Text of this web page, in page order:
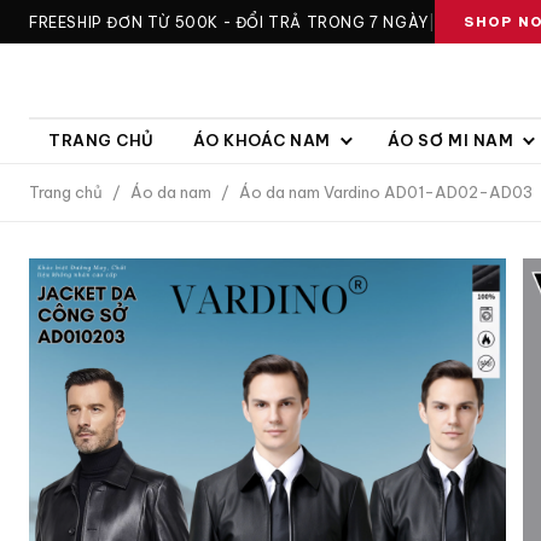
FREESHIP ĐƠN TỪ 500K - ĐỔI TRẢ TRONG 7 NGÀY SHOP
TRANG CHỦ ÁO KHOÁC NAM ÁO SƠ MI NAM
Trang chủ / Áo da nam / Áo da nam Vardino AD01-AD02-AD03